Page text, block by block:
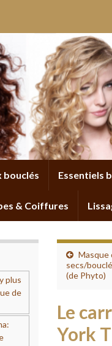
bouclés Essentiels
& Coiffures
Masque
secs/
(de Phyto)
Le
York
plus
de